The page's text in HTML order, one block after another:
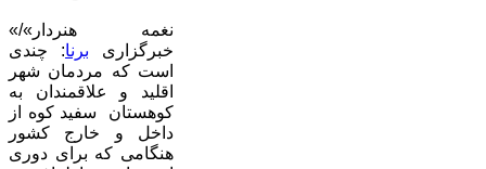
«نغمه هنردار»/
خبرگزاری برنا: چندی
است که مردمان شهر
اقلید و علاقمندان به
کوهستان سفید کوه از
داخل و خارج کشور
هنگامی که برای دوری